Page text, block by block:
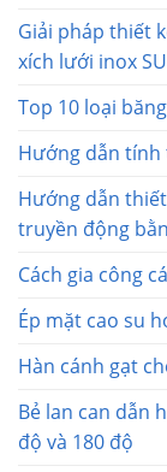
Giải pháp thiết
xích lưới inox
Top 10 loại
Hướng dẫn tính
Hướng dẫn
truyền động
Cách gia công
Ép mặt cao su
Hàn cánh gạt
Bẻ lan can dẫn
độ và 180 độ